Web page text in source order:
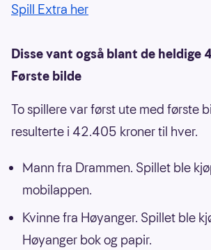
Spill Extra her
Disse vant også blant de heldige
Første bilde
To spillere var først ute med første
resulterte i 42.405 kroner til hver.
Mann fra Drammen. Spillet ble
mobilappen.
Kvinne fra Høyanger. Spillet ble
Høyanger bok og papir.